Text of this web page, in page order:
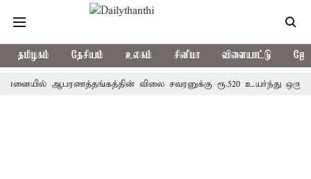
தமிழகம் தேசியம் உலகம் சினிமா விளையாட்டு
ஆபரணத்தங்கத்தின் விலை சவரனுக்கு ரூ.520 உயர்ந்து ஒரு சவரன்